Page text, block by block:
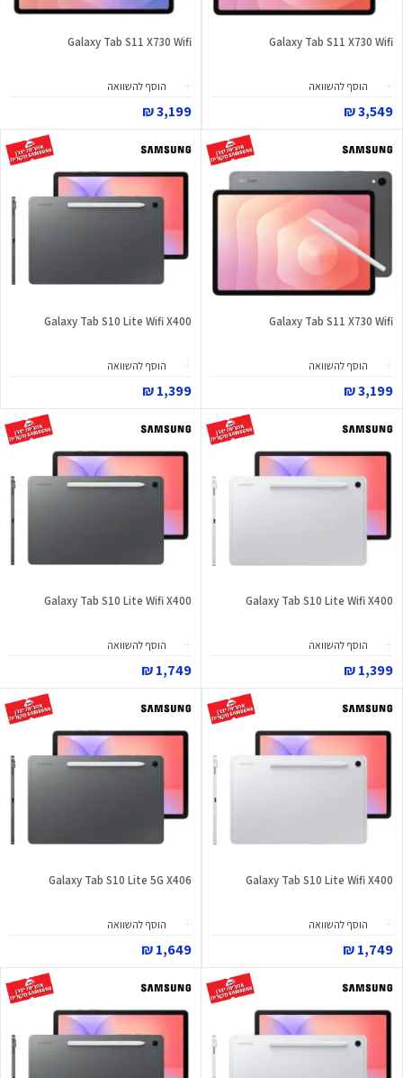
Galaxy Tab S11 X730 Wifi
הוסף להשוואה
3,549 ₪
Galaxy Tab S11 X730 Wifi
הוסף להשוואה
3,199 ₪
Galaxy Tab S11 X730 Wifi
הוסף להשוואה
3,199 ₪
Galaxy Tab S10 Lite Wifi X400
הוסף להשוואה
1,399 ₪
Galaxy Tab S10 Lite Wifi X400
הוסף להשוואה
1,399 ₪
Galaxy Tab S10 Lite Wifi X400
הוסף להשוואה
1,749 ₪
Galaxy Tab S10 Lite Wifi X400
הוסף להשוואה
1,749 ₪
Galaxy Tab S10 Lite 5G X406
הוסף להשוואה
1,649 ₪